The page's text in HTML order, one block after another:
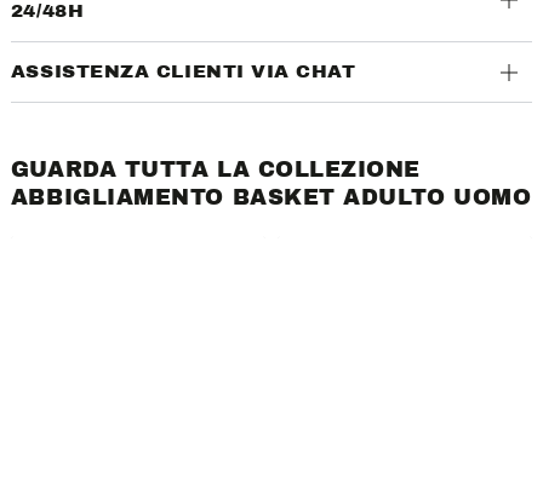
24/48H
ASSISTENZA CLIENTI VIA CHAT
GUARDA TUTTA LA COLLEZIONE
ABBIGLIAMENTO BASKET ADULTO UOMO